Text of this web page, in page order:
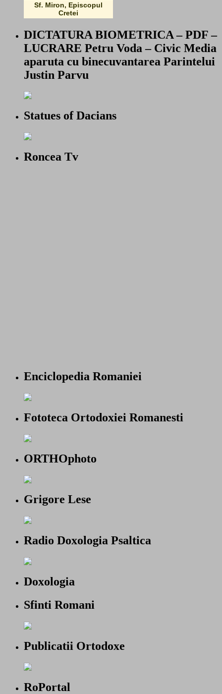
Sf. Miron, Episcopul
Cretei
DICTATURA BIOMETRICA – PDF –
LUCRARE Petru Voda – Civic Media
aparuta cu binecuvantarea Parintelui
Justin Parvu
Statues of Dacians
Roncea Tv
Enciclopedia Romaniei
Fototeca Ortodoxiei Romanesti
ORTHOphoto
Grigore Lese
Radio Doxologia Psaltica
Doxologia
Sfinti Romani
Publicatii Ortodoxe
RoPortal